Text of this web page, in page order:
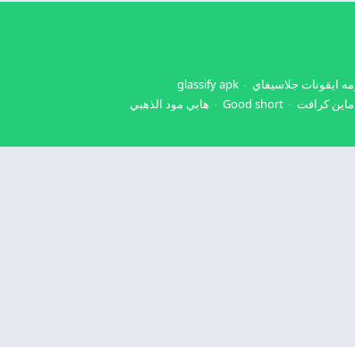
ايقونات جلاسيفاي
glassify apk
ماين كرافت Good short
هابي مود الذهبي